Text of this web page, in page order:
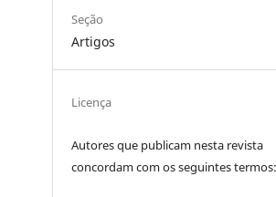
Seção
Artigos
Licença
Autores que publicam nesta revista
concordam com os seguintes termos: